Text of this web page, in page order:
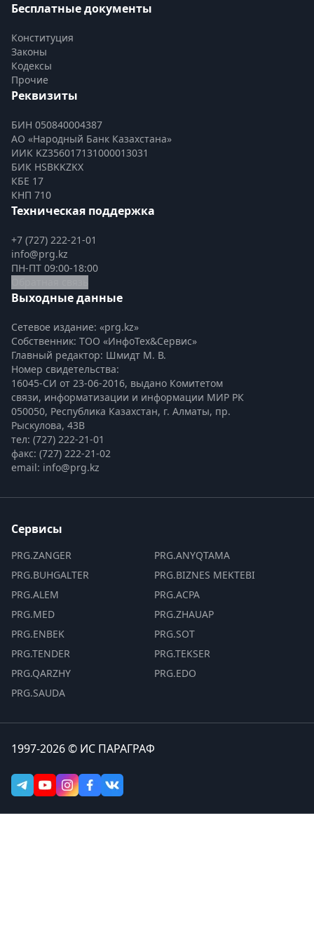
Бесплатные документы
Конституция
Законы
Кодексы
Прочие
Реквизиты
БИН 050840004387
АО «Народный Банк Казахстана»
ИИК KZ356017131000013031
БИК HSBKKZKX
КБЕ 17
КНП 710
Техническая поддержка
+7 (727) 222-21-01
info@prg.kz
ПН-ПТ 09:00-18:00
Выходные данные
Сетевое издание: «prg.kz»
Собственник: ТОО «ИнфоТех&Сервис»
Главный редактор: Шмидт М. В.
Номер свидетельства:
16045-СИ от 23-06-2016, выдано Комитетом
связи, информатизации и информации МИР РК
050050, Республика Казахстан, г. Алматы, пр.
Рыскулова, 43В
тел: (727) 222-21-01
факс: (727) 222-21-02
email: info@prg.kz
Сервисы
PRG.ZANGER
PRG.BUHGALTER
PRG.ALEM
PRG.MED
PRG.ENBEK
PRG.TENDER
PRG.QARZHY
PRG.SAUDA
PRG.ANYQTAMA
PRG.BIZNES MEKTEBI
PRG.ACPA
PRG.ZHAUAP
PRG.SOT
PRG.TEKSER
PRG.EDO
1997-2026 © ИС ПАРАГРАФ